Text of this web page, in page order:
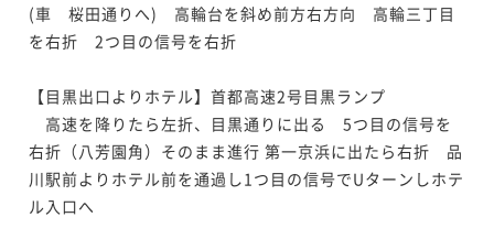
(車　桜田通りへ)　高輪台を斜め前方右方向　高輪三丁目
を右折　2つ目の信号を右折
【目黒出口よりホテル】首都高速2号目黒ランプ
高速を降りたら左折、目黒通りに出る　5つ目の信号を
右折（八芳園角）そのまま進行 第一京浜に出たら右折　品
川駅前よりホテル前を通過し1つ目の信号でUターンしホテ
ル入口へ